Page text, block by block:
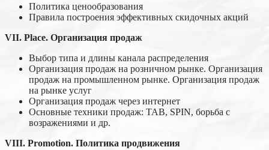
Политика ценообразования
Правила построения эффективных скидочных акций
VII. Place. Организация продаж
Выбор типа и длины канала распределения
Организация продаж на розничном рынке. Организация
продаж на промышленном рынке. Организация продаж
на рынке услуг
Организация продаж через интернет
Основные техники продаж: TAB, SPIN, борьба с
возражениями и др.
VIII. Promotion. Политика продвижения